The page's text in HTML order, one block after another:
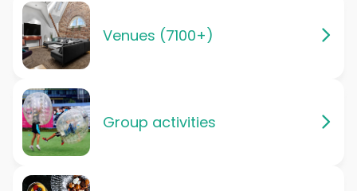
Venues (7100+)
Group activities